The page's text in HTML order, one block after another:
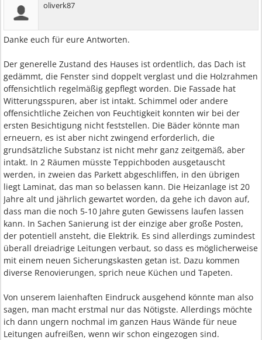
oliverk87
Danke euch für eure Antworten.
Der generelle Zustand des Hauses ist ordentlich, das Dach ist
gedämmt, die Fenster sind doppelt verglast und die Holzrahmen
offensichtlich regelmäßig gepflegt worden. Die Fassade hat
Witterungsspuren, aber ist intakt. Schimmel oder andere
offensichtliche Zeichen von Feuchtigkeit konnten wir bei der
ersten Besichtigung nicht feststellen. Die Bäder könnte man
erneuern, es ist aber nicht zwingend erforderlich, die
grundsätzliche Substanz ist nicht mehr ganz zeitgemäß, aber
intakt. In 2 Räumen müsste Teppichboden ausgetauscht
werden, in zweien das Parkett abgeschliffen, in den übrigen
liegt Laminat, das man so belassen kann. Die Heizanlage ist 20
Jahre alt und jährlich gewartet worden, da gehe ich davon auf,
dass man die noch 5-10 Jahre guten Gewissens laufen lassen
kann. In Sachen Sanierung ist der einzige aber große Posten,
der potentiell ansteht, die Elektrik. Es sind allerdings zumindest
überall dreiadrige Leitungen verbaut, so dass es möglicherweise
mit einem neuen Sicherungskasten getan ist. Dazu kommen
diverse Renovierungen, sprich neue Küchen und Tapeten.
Von unserem laienhaften Eindruck ausgehend könnte man also
sagen, man macht erstmal nur das Nötigste. Allerdings möchte
ich dann ungern nochmal im ganzen Haus Wände für neue
Leitungen aufreißen, wenn wir schon eingezogen sind.